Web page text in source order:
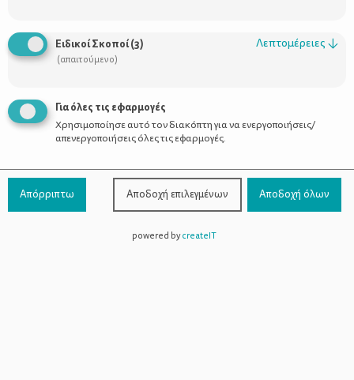
Προϊόντα
Επικοινωνία
800-1199-800(από σταθερό,
χωρίς χρέωση)
Ειδικοί Σκοποί(3)
(απαιτούμενο)
Λεπτομέρειες ↓
Για όλες τις εφαρμογές
Χρησιμοποίησε αυτό τον διακόπτη για να ενεργοποιήσεις/
απενεργοποιήσεις όλες τις εφαρμογές.
Απόρριπτω Αποδοχή επιλεγμένων Αποδοχή όλων
powered bycreateIT